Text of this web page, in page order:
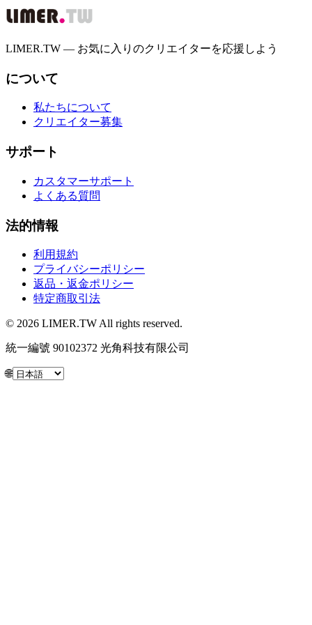
LIMER.TW — お気に入りのクリエイターを応援しよう
について
私たちについて
クリエイター募集
サポート
カスタマーサポート
よくある質問
法的情報
利用規約
プライバシーポリシー
返品・返金ポリシー
特定商取引法
© 2026 LIMER.TW All rights reserved.
統一編號 90102372 光角科技有限公司
🌐